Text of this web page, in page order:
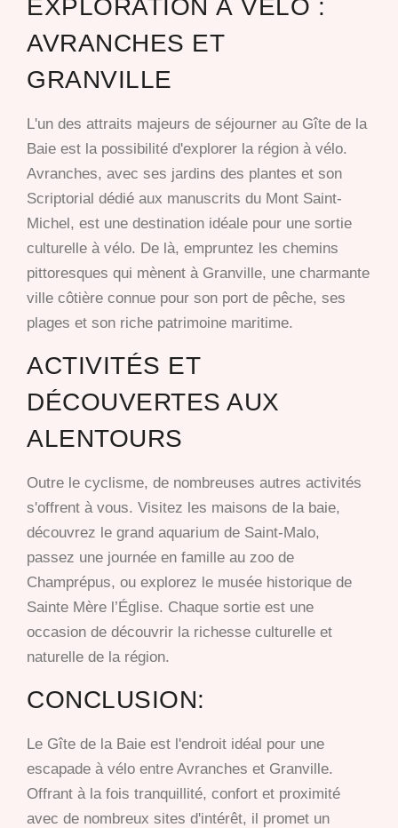
EXPLORATION À VÉLO :
AVRANCHES ET
GRANVILLE
L'un des attraits majeurs de séjourner au Gîte de la
Baie est la possibilité d'explorer la région à vélo.
Avranches, avec ses jardins des plantes et son
Scriptorial dédié aux manuscrits du Mont Saint-
Michel, est une destination idéale pour une sortie
culturelle à vélo. De là, empruntez les chemins
pittoresques qui mènent à Granville, une charmante
ville côtière connue pour son port de pêche, ses
plages et son riche patrimoine maritime.
ACTIVITÉS ET
DÉCOUVERTES AUX
ALENTOURS
Outre le cyclisme, de nombreuses autres activités
s'offrent à vous. Visitez les maisons de la baie,
découvrez le grand aquarium de Saint-Malo,
passez une journée en famille au zoo de
Champrépus, ou explorez le musée historique de
Sainte Mère l’Église. Chaque sortie est une
occasion de découvrir la richesse culturelle et
naturelle de la région.
CONCLUSION:
Le Gîte de la Baie est l'endroit idéal pour une
escapade à vélo entre Avranches et Granville.
Offrant à la fois tranquillité, confort et proximité
avec de nombreux sites d'intérêt, il promet un